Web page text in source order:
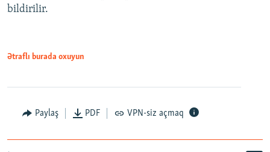
bildirilir.
Ətraflı burada oxuyun
Paylaş PDF VPN-siz açmaq